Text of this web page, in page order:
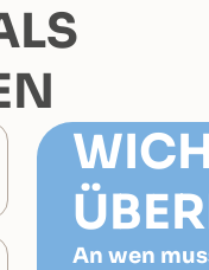
An wen